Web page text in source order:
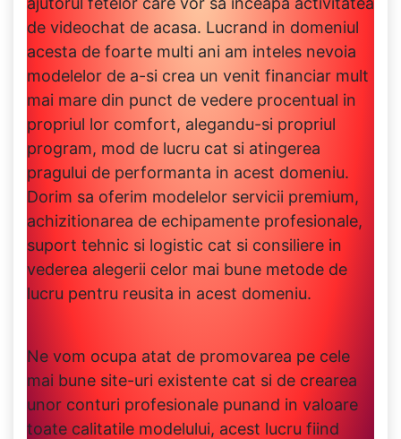
de videochat de acasa. Lucrand in domeniul
acesta de foarte multi ani am inteles nevoia
modelelor de a-si crea un venit financiar mult
mai mare din punct de vedere procentual in
propriul lor comfort, alegandu-si propriul
program, mod de lucru cat si atingerea
pragului de performanta in acest domeniu.
Dorim sa oferim modelelor servicii premium,
achizitionarea de echipamente profesionale,
suport tehnic si logistic cat si consiliere in
vederea alegerii celor mai bune metode de
lucru pentru reusita in acest domeniu.
Ne vom ocupa atat de promovarea pe cele
mai bune site-uri existente cat si de crearea
unor conturi profesionale punand in valoare
toate calitatile modelului, acest lucru fiind